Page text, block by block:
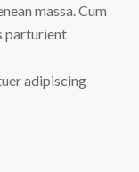
massa. Cum
parturient
adipiscing